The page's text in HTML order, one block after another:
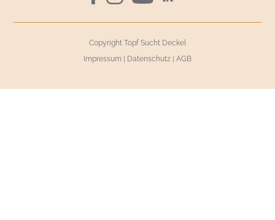
Copyright Topf Sucht Deckel
Impressum
Datenschutz AGB